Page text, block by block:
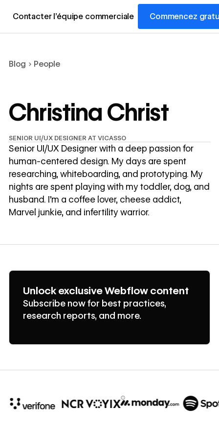
Contacter l’équipe commerciale Commencez
Blog People
Christina Christ
SENIOR UI/UX DESIGNER AT VICASSO
Senior UI/UX Designer with a deep passion for
human-centered design. My days are spent
researching, whiteboarding, and prototyping. My
nights are spent playing with my toddler, dog, and
husband. I’m a coffee lover, cheese addict,
Marvel junkie, and infertility warrior.
Unlock exclusive Webflow content
Subscribe now for best practices,
research reports, and more.